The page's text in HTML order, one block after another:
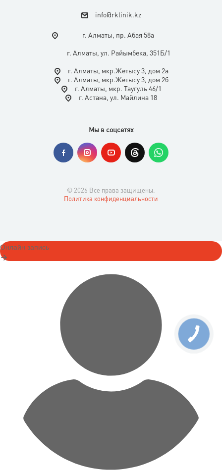
info@rklinik.kz
г. Алматы, пр. Абая 58а
г. Алматы, ул. Райымбека, 351Б/1
г. Алматы, мкр.Жетысу 3, дом 2а
г. Алматы, мкр.Жетысу 3, дом 2б
г. Алматы, мкр. Таугуль 46/1
г. Астана, ул. Майлина 18
Мы в соцсетях
© 2026 Все права защищены.
Политика конфиденциальности